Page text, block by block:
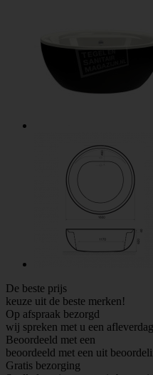
De beste prijs
keuze uit de beste merken!
Op afspraak bezorgd
wij spreken met u een
Beoordeeld met een
beoordeeld met een uit
Gratis bezorging